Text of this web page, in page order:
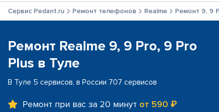
Сервис Pedant.ru Ремонт телефонов Realme Ремонт 9, 9
Ремонт Realme 9, 9 Pro, 9 Pro
Plus в Туле
В Туле 5 сервисов, в России 707 сервисов
Ремонт при вас за 20 минут от 590 ₽